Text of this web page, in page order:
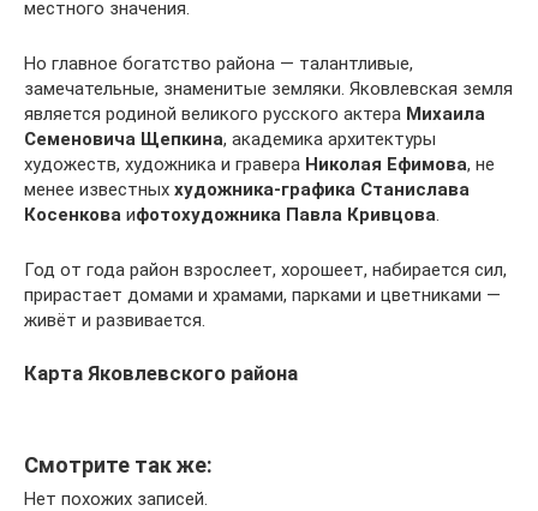
местного значения.
Но главное богатство района — талантливые,
замечательные, знаменитые земляки. Яковлевская земля
является родиной великого русского актера Михаила
Семеновича Щепкина, академика архитектуры
художеств, художника и гравера Николая Ефимова, не
менее известных художника-графика Станислава
Косенкова ифотохудожника Павла Кривцова.
Год от года район взрослеет, хорошеет, набирается сил,
прирастает домами и храмами, парками и цветниками —
живёт и развивается.
Карта Яковлевского района
Смотрите так же:
Нет похожих записей.